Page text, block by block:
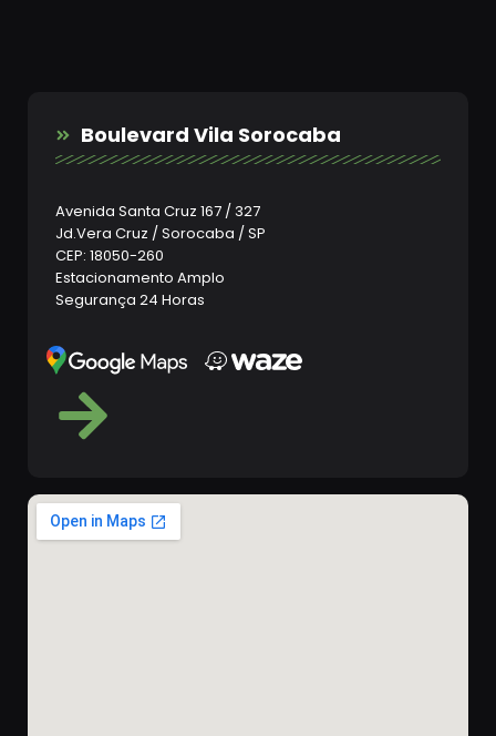
Boulevard Vila Sorocaba
Avenida Santa Cruz 167 / 327
Jd.Vera Cruz / Sorocaba / SP
CEP: 18050-260
Estacionamento Amplo
Segurança 24 Horas